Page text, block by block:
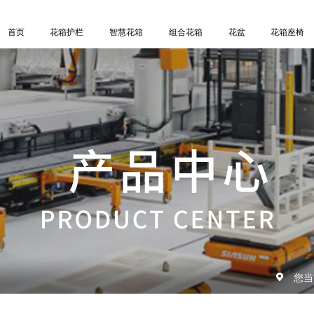
首页 花箱护栏 智慧花箱 组合花箱 花盆 花箱座椅
您